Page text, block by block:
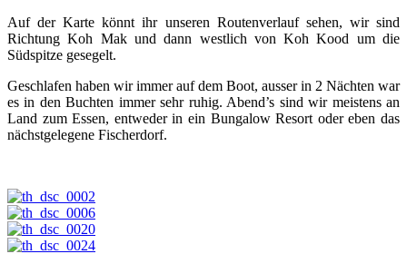
Auf der Karte könnt ihr unseren Routenverlauf sehen, wir sind
Richtung Koh Mak und dann westlich von Koh Kood um die
Südspitze gesegelt.
Geschlafen haben wir immer auf dem Boot, ausser in 2 Nächten war
es in den Buchten immer sehr ruhig. Abend’s sind wir meistens an
Land zum Essen, entweder in ein Bungalow Resort oder eben das
nächstgelegene Fischerdorf.